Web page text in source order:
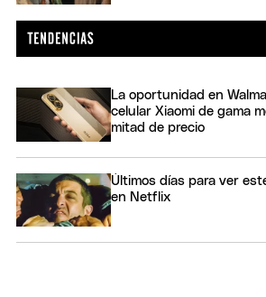
La oportunidad en
celular Xiaomi de gama
mitad de precio
Últimos días para ver
en Netflix